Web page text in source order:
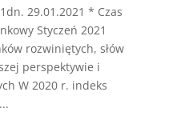
29.01.2021 * Czas
Styczeń 2021
rozwiniętych, słów
perspektywie i
W 2020 r. indeks